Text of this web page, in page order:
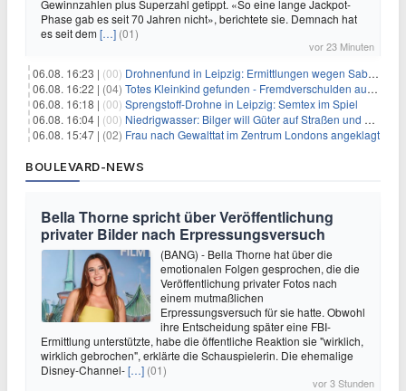
Gewinnzahlen plus Superzahl getippt. «So eine lange Jackpot-
Phase gab es seit 70 Jahren nicht», berichtete sie. Demnach hat
es seit dem[…] (01)
vor 23 Minuten
06.08. 16:23 | (00) Drohnenfund in Leipzig: Ermittlungen wegen Sabotage und Spionage
06.08. 16:22 | (04) Totes Kleinkind gefunden - Fremdverschulden ausgeschlossen
06.08. 16:18 | (00) Sprengstoff-Drohne in Leipzig: Semtex im Spiel
06.08. 16:04 | (00) Niedrigwasser: Bilger will Güter auf Straßen und Schienen bringen
06.08. 15:47 | (02) Frau nach Gewalttat im Zentrum Londons angeklagt
BOULEVARD-NEWS
Bella Thorne spricht über Veröffentlichung
privater Bilder nach Erpressungsversuch
(BANG) - Bella Thorne hat über die
emotionalen Folgen gesprochen, die die
Veröffentlichung privater Fotos nach
einem mutmaßlichen
Erpressungsversuch für sie hatte. Obwohl
ihre Entscheidung später eine FBI-
Ermittlung unterstützte, habe die öffentliche Reaktion sie "wirklich,
wirklich gebrochen", erklärte die Schauspielerin. Die ehemalige
Disney-Channel-[…] (01)
vor 3 Stunden